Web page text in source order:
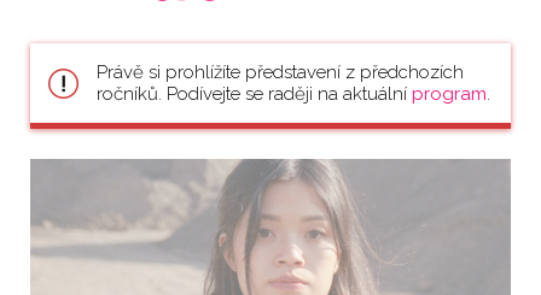
Právě si prohlížíte představení z předchozích
ročníků. Podívejte se raději na aktuální program.